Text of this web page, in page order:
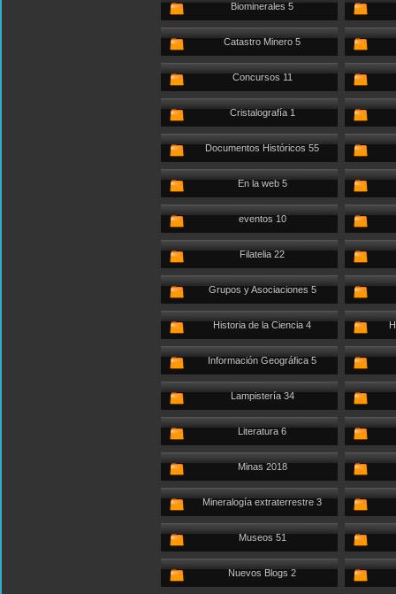
Biominerales 5
Catastro Minero 5
Concursos 11
Cristalografía 1
Documentos Históricos 55
En la web 5
eventos 10
Filatelia 22
Grupos y Asociaciones 5
Historia de la Ciencia 4
Información Geográfica 5
Lampistería 34
Literatura 6
Minas 2018
Mineralogía extraterrestre 3
Museos 51
Nuevos Blogs 2